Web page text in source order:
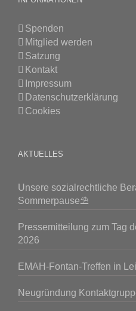
Spenden
Mitglied werden
Satzung
Kontakt
Impressum
Datenschutzerklärung
Cookies
AKTUELLES
Unsere sozialrechtliche
Sommerpause⛱️
Pressemitteilung zum Tag
2026
EMAH-Fontan-Treffen in
Neugründung